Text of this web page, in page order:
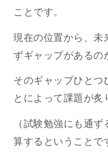
ことです。
現在の位置から、未
ずギャップがあるの
そのギャップひとつ
とによって課題が炙
（試験勉強にも通
算するということで